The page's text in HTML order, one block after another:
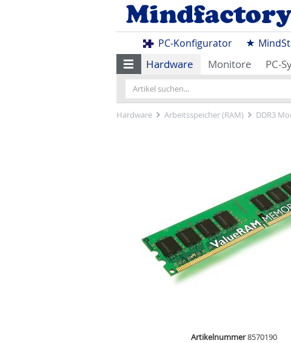
PC-Konfigurator
Hardware Monitore PC-
Hardware Arbeitsspeicher (RAM) DDR3
Artikelnummer8570190